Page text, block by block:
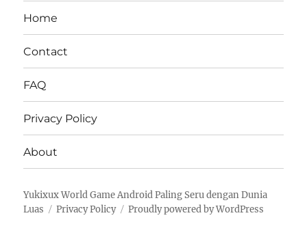
Home
Contact
FAQ
Privacy Policy
About
Yukixux World Game Android Paling Seru dengan Dunia
Luas
Privacy Policy Proudly powered by WordPress